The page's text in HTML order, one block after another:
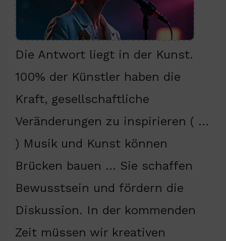
Die Antwort liegt in der Kunst.
100% der Künstler haben die
Kraft, gesellschaftliche
Veränderungen zu inspirieren ( …
) Musik und Kunst können
Brücken bauen … Sie schaffen
Bewusstsein und fördern die
Diskussion. In der kommenden
Zeit müssen wir kreativen